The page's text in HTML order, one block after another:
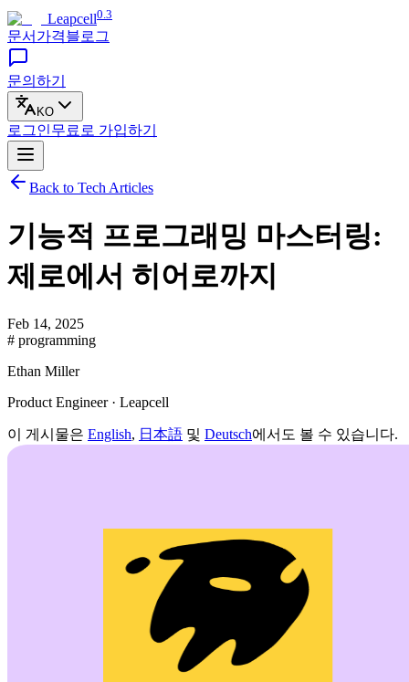
Leapcell0.3
문서 가격블로그
문의하기
KO
로그인무료로 가입하기
Back to Tech Articles
기능적 프로그래밍 마스터링:
제로에서 히어로까지
Feb 14, 2025
# programming
Ethan Miller
Product Engineer · Leapcell
이 게시물은 English, 日本語 및 Deutsch에서도 볼 수 있습니다.